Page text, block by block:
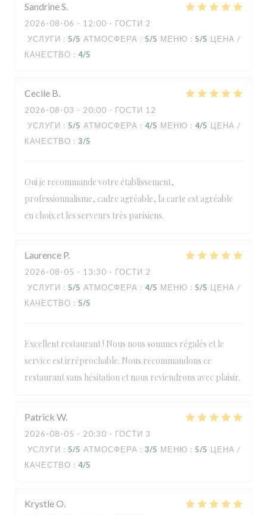
SandrineS
2026-08-06 - 12:00 - ГОСТИ 2
УСЛУГИ : 5/5 АТМОСФЕРА : 5/5 МЕНЮ : 5/5 ЦЕНА /
КАЧЕСТВО : 4/5
Cecile B
2026-08-03 - 20:00 - ГОСТИ 12
УСЛУГИ : 5/5 АТМОСФЕРА : 4/5 МЕНЮ : 4/5 ЦЕНА /
КАЧЕСТВО : 3/5
Oui je recommande votre établissement,
professionnalisme, cadre agréable, la carte est agréable
en choix et les serveurs très parisiens.
Laurence P
2026-08-05 - 13:30 - ГОСТИ 2
УСЛУГИ : 5/5 АТМОСФЕРА : 4/5 МЕНЮ : 5/5 ЦЕНА /
КАЧЕСТВО : 5/5
Excellent restaurant ! Nous nous sommes régalés et le
service est irréprochable. Nous recommandons ce
restaurant sans hésitation et nous reviendrons avec plaisir.
Patrick W
2026-08-05 - 20:30 - ГОСТИ 3
УСЛУГИ : 5/5 АТМОСФЕРА : 3/5 МЕНЮ : 5/5 ЦЕНА /
КАЧЕСТВО : 4/5
KrystleO